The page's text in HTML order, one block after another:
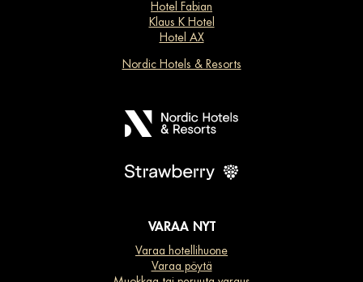
Hotel Fabian
Klaus K Hotel
Hotel AX
Nordic Hotels & Resorts
VARAA NYT
Varaa hotellihuone
Varaa pöytä